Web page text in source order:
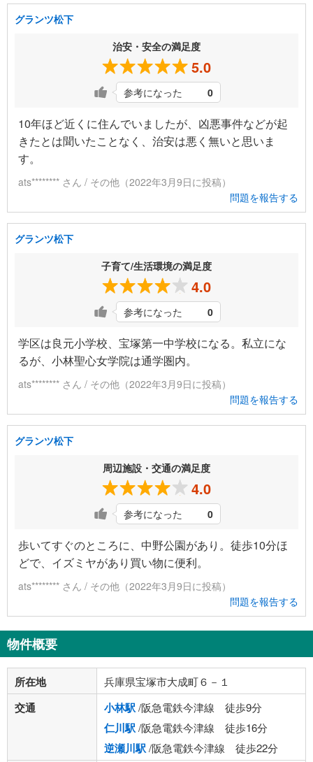
グランツ松下
治安・安全の満足度
5.0
参考になった 0
10年ほど近くに住んでいましたが、凶悪事件などが起
きたとは聞いたことなく、治安は悪く無いと思いま
す。
ats******** さん / その他（2022年3月9日に投稿）
問題を報告する
グランツ松下
子育て/生活環境の満足度
4.0
参考になった 0
学区は良元小学校、宝塚第一中学校になる。私立にな
るが、小林聖心女学院は通学圏内。
ats******** さん / その他（2022年3月9日に投稿）
問題を報告する
グランツ松下
周辺施設・交通の満足度
4.0
参考になった 0
歩いてすぐのところに、中野公園があり。徒歩10分ほ
どで、イズミヤがあり買い物に便利。
ats******** さん / その他（2022年3月9日に投稿）
問題を報告する
物件概要
所在地 兵庫県宝塚市大成町６－１
交通 小林駅/阪急電鉄今津線 徒歩9分
仁川駅/阪急電鉄今津線 徒歩16分
逆瀬川駅/阪急電鉄今津線 徒歩22分